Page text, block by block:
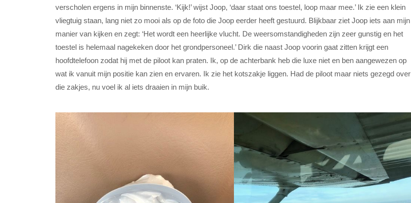
verscholen ergens in mijn binnenste. ‘Kijk!’ wijst Joop, ‘daar staat ons toestel, loop maar mee.’ Ik zie een klein
vliegtuig staan, lang niet zo mooi als op de foto die Joop eerder heeft gestuurd. Blijkbaar ziet Joop iets aan mijn
manier van kijken en zegt: ‘Het wordt een heerlijke vlucht. De weersomstandigheden zijn zeer gunstig en het
toestel is helemaal nagekeken door het grondpersoneel.’ Dirk die naast Joop voorin gaat zitten krijgt een
hoofdtelefoon zodat hij met de piloot kan praten. Ik, op de achterbank heb die luxe niet en ben aangewezen op
wat ik vanuit mijn positie kan zien en ervaren. Ik zie het kotszakje liggen. Had de piloot maar niets gezegd over
die zakjes, nu voel ik al iets draaien in mijn buik.